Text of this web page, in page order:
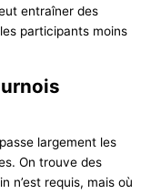
entraîner des
participants moins
largement les
On trouve des
n’est requis, mais où